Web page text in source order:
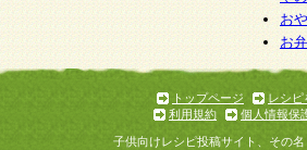
お
お
トップページ
レシピ
利用規約
個人情報保
子供向けレシピ投稿サイト、その